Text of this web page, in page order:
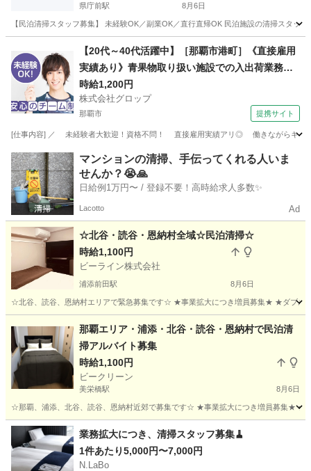
県庁前駅 8月6日
【民泊清掃スタッフ募集】 未経験OK／副業OK／直行直帰OK 民泊施設の清掃スタ
県庁前駅 清掃 スタッフ
【20代～40代活躍中】［那覇市港町］《直接雇用
実績あり》青果物取り扱い施設での入出荷業務／
日勤／残業なし／無料駐車場完備
時給1,200円
株式会社グロップ
那覇市 提携サイト
[仕事内容] ／ 未経験者大歓迎！資格不問！ 直接雇用実績アリ◎ 働きながらキャリ
沖縄 那覇市 工場
マンションの清掃、手伝ってくれる人いま
せんか？😭🙏
日給例1万円〜 / 登録不要！高時給求人多数✨
Lacotto Ad
☆北谷・読谷・恩納村全域☆民泊清掃☆
時給1,100円
ビーライン株式会社
浦添前田駅 8月6日
☆北谷、読谷、恩納村エリアで緊急募集です☆ ★事業拡大につき増員募集★ ★ダブル
浦添前田駅 清掃 土日
那覇エリア・浦添・北谷・読谷・恩納村で民泊清
掃アルバイト募集
時給1,100円
ビークリーン
美栄橋駅 8月6日
☆那覇、浦添、北谷、読谷、恩納村近郊で募集です☆ ★事業拡大につき増員募集★ ★
沖縄 那覇市 美栄橋駅 清掃 恩納村
業務拡大につき、清掃スタッフ募集🧹
1件あたり5,000円〜7,000円
N.LaBo